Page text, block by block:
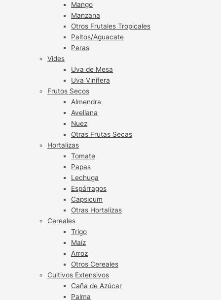
Mango
Manzana
Otros Frutales Tropicales
Paltos/Aguacate
Peras
Vides
Uva de Mesa
Uva Vinífera
Frutos Secos
Almendra
Avellana
Nuez
Otras Frutas Secas
Hortalizas
Tomate
Papas
Lechuga
Espárragos
Capsicum
Otras Hortalizas
Cereales
Trigo
Maíz
Arroz
Otros Cereales
Cultivos Extensivos
Caña de Azúcar
Palma